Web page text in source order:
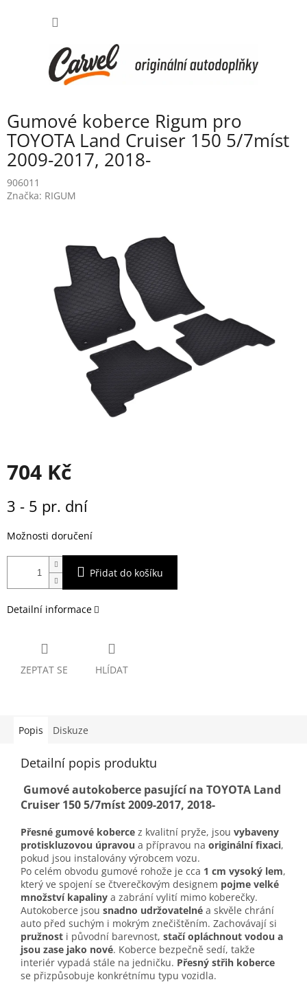
Gumové koberce Rigum pro
TOYOTA Land Cruiser 150 5/7míst
2009-2017, 2018-
906011
Značka: RIGUM
704 Kč
cena:
3 - 5 pr. dní
Možnosti doručení
Přidat do košíku
Detailní informace
ZEPTAT SE HLÍDAT
Popis Diskuze
Detailní popis produktu
Gumové autokoberce pasující na TOYOTA Land
Cruiser 150 5/7míst 2009-2017, 2018-
Přesné gumové koberce z kvalitní pryže, jsou vybaveny
protiskluzovou úpravou a přípravou na originální fixaci,
pokud jsou instalovány výrobcem vozu.
Po celém obvodu gumové rohože je cca 1 cm vysoký lem,
který ve spojení se čtverečkovým designem pojme velké
množství kapaliny a zabrání vylití mimo koberečky.
Autokoberce jsou snadno udržovatelné a skvěle chrání
auto před suchým i mokrým znečištěním. Zachovávají si
pružnost i původní barevnost, stačí opláchnout vodou a
jsou zase jako nové. Koberce bezpečně sedí, takže
interiér vypadá stále na jedničku. Přesný střih koberce
se přizpůsobuje konkrétnímu typu vozidla.